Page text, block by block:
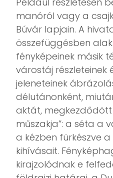
manóról vagy a
Búvár lapjain. A
összefüggésben
fényképeinek másik
várostáj részleteinek
jeleneteinek
délutánonként,
aktát, megkezdődött
műszakja”: a séta a
a kézben fürkészve a
kihívásait.
kirajzolódnak e